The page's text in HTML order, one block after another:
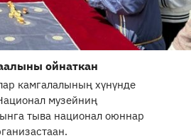
ойнаткан
камгалалының хүнүнде
музейниң
тыва национал оюннар